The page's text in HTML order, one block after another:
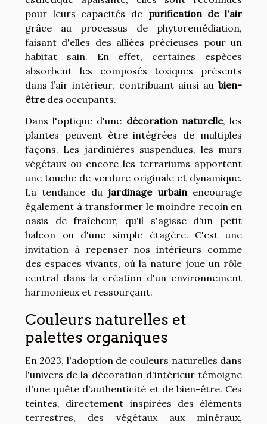
pour leurs capacités de purification de l'air
grâce au processus de phytoremédiation,
faisant d'elles des alliées précieuses pour un
habitat sain. En effet, certaines espèces
absorbent les composés toxiques présents
dans l’air intérieur, contribuant ainsi au bien-
êtredes occupants.
Dans l'optique d'une décoration naturelle, les
plantes peuvent être intégrées de multiples
façons. Les jardinières suspendues, les murs
végétaux ou encore les terrariums apportent
une touche de verdure originale et dynamique.
La tendance du jardinage urbainencourage
également à transformer le moindre recoin en
oasis de fraîcheur, qu'il s'agisse d'un petit
balcon ou d'une simple étagère. C'est une
invitation à repenser nos intérieurs comme
des espaces vivants, où la nature joue un rôle
central dans la création d'un environnement
harmonieux et ressourçant.
Couleurs naturelles et
palettes organiques
En 2023, l'adoption de couleurs naturelles dans
l'univers de la décoration d'intérieur témoigne
d'une quête d'authenticité et de bien-être. Ces
teintes, directement inspirées des éléments
terrestres, des végétaux aux minéraux,